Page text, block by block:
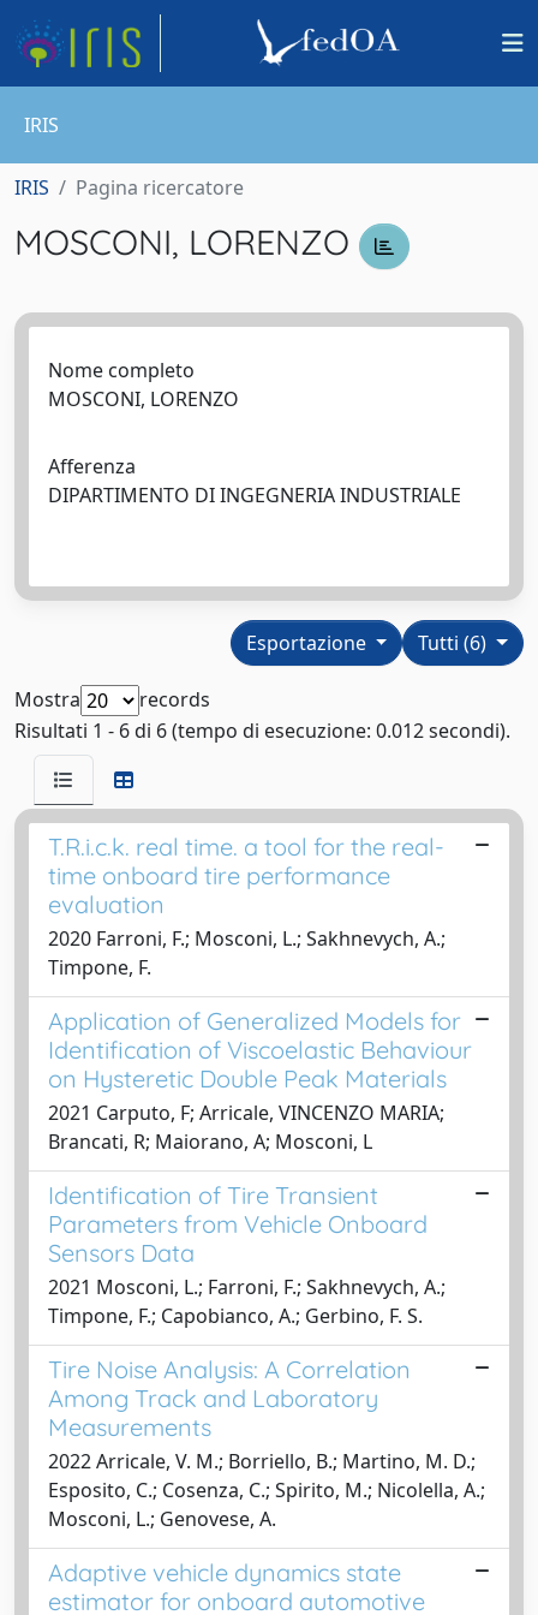
IRIS
IRIS Pagina ricercatore
MOSCONI, LORENZO
Nome completo
MOSCONI, LORENZO
Afferenza
DIPARTIMENTO DI INGEGNERIA INDUSTRIALE
Tutti (6)
Esportazione
Mostra
records
Risultati 1 - 6 di 6 (tempo di esecuzione: 0.012 secondi).
T.R.i.c.k. real time. a tool for the real-
time onboard tire performance
evaluation
2020 Farroni, F.; Mosconi, L.; Sakhnevych, A.;
Timpone, F.
Application of Generalized Models for
Identification of Viscoelastic Behaviour
on Hysteretic Double Peak Materials
2021 Carputo, F; Arricale, VINCENZO MARIA;
Brancati, R; Maiorano, A; Mosconi, L
Identification of Tire Transient
Parameters from Vehicle Onboard
Sensors Data
2021 Mosconi, L.; Farroni, F.; Sakhnevych, A.;
Timpone, F.; Capobianco, A.; Gerbino, F. S.
Tire Noise Analysis: A Correlation
Among Track and Laboratory
Measurements
2022 Arricale, V. M.; Borriello, B.; Martino, M. D.;
Esposito, C.; Cosenza, C.; Spirito, M.; Nicolella, A.;
Mosconi, L.; Genovese, A.
Adaptive vehicle dynamics state
estimator for onboard automotive